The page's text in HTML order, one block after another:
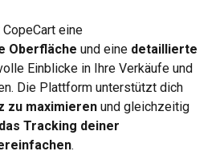
eine
Oberfläche und eine detaillierte
Einblicke in Ihre Verkäufe und
Die Plattform unterstützt dich
zu maximieren und gleichzeitig
Tracking deiner
.